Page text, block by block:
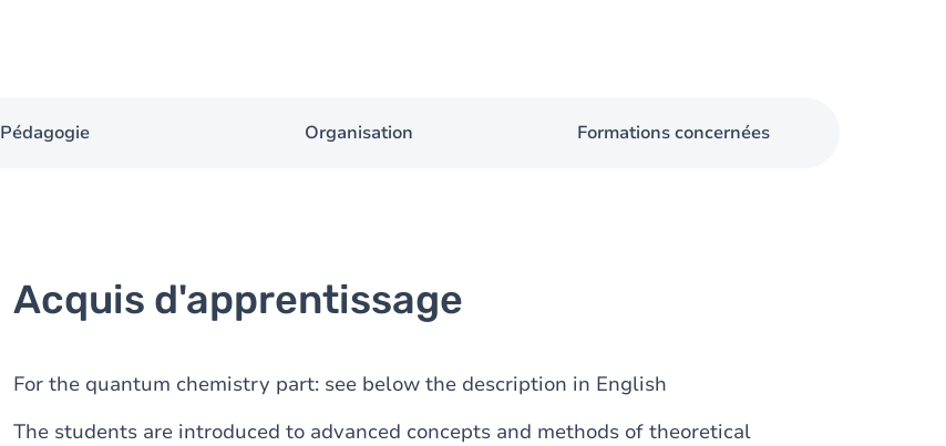
Pédagogie Organisation Formations concernées
Acquis d'apprentissage
For the quantum chemistry part: see below the description in English
The students are introduced to advanced concepts and methods of theoretical